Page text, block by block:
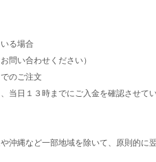
る場合
問い合わせください）
のご注文
日１３時までにご入金を確認させて
沖縄など一部地域を除いて、原則的に